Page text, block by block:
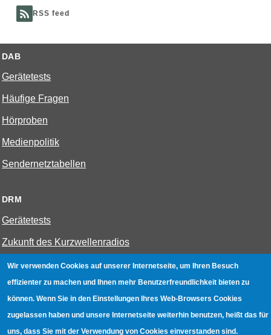
RSS feed
DAB
Gerätetests
Häufige Fragen
Hörproben
Medienpolitik
Sendernetztabellen
DRM
Gerätetests
Zukunft des Kurzwellenradios
W-LAN
Bestenliste
Geräte mit Aufnahmefunktion
Wir verwenden Cookies auf unserer Internetseite, um Ihren Besuch
effizienter zu machen und Ihnen mehr Benutzerfreundlichkeit bieten zu
können. Wenn Sie in den Einstellungen Ihres Web-Browsers Cookies
zugelassen haben und unsere Internetseite weiterhin benutzen, heißt das für
uns, dass Sie mit der Verwendung von Cookies einverstanden sind.